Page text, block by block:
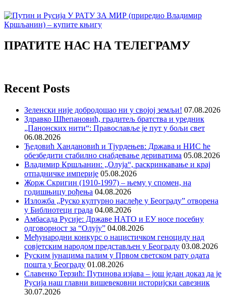
ПРАТИТЕ НАС НА ТЕЛЕГРАМУ
Recent Posts
Зеленски није добродошао ни у својој земљи! 07.08.2026
Здравко Шћепановић, градитељ братства и уредник
„Панонских нити“: Православље је пут у бољи свет
06.08.2026
Ђедовић Хандановић и Тјурдењев: Држава и НИС ће
обезбедити стабилно снабдевање дериватима 05.08.2026
Владимир Кршљанин: „Олуја“, раскринкавање и крај
отпадничке империје 05.08.2026
Жорж Скригин (1910-1997) – њему у спомен, на
годишњицу рођења 04.08.2026
Изложба „Руско културно наслеђе у Београду” отворена
у Библиотеци града 04.08.2026
Амбасада Русије: Државе НАТО и ЕУ носе посебну
одговорност за “Олују” 04.08.2026
Међународни конкурс о нацистичком геноциду над
совјетским народом представљен у Београду 03.08.2026
Руским јунацима палим у Првом светском рату одата
пошта у Београду 01.08.2026
Славенко Терзић: Путинова изјава – још један доказ да је
Русија наш главни вишевековни историјски савезник
30.07.2026